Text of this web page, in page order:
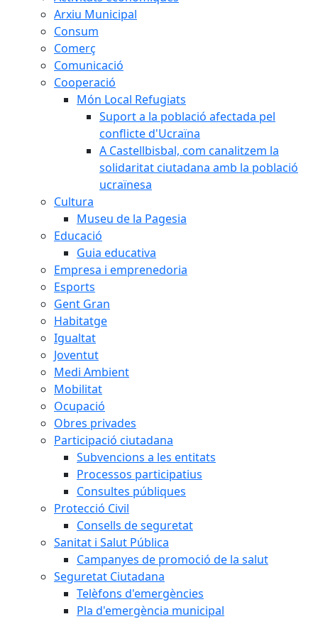
Arxiu Municipal
Consum
Comerç
Comunicació
Cooperació
Món Local Refugiats
Suport a la població afectada pel
conflicte d'Ucraïna
A Castellbisbal, com canalitzem la
solidaritat ciutadana amb la població
ucraïnesa
Cultura
Museu de la Pagesia
Educació
Guia educativa
Empresa i emprenedoria
Esports
Gent Gran
Habitatge
Igualtat
Joventut
Medi Ambient
Mobilitat
Ocupació
Obres privades
Participació ciutadana
Subvencions a les entitats
Processos participatius
Consultes públiques
Protecció Civil
Consells de seguretat
Sanitat i Salut Pública
Campanyes de promoció de la salut
Seguretat Ciutadana
Telèfons d'emergències
Pla d'emergència municipal